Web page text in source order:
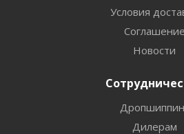
Условия
Соглашение
Новости
Дилерам